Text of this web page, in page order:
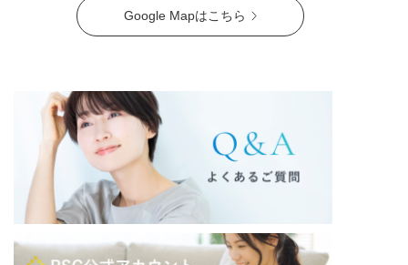
Google Mapはこちら